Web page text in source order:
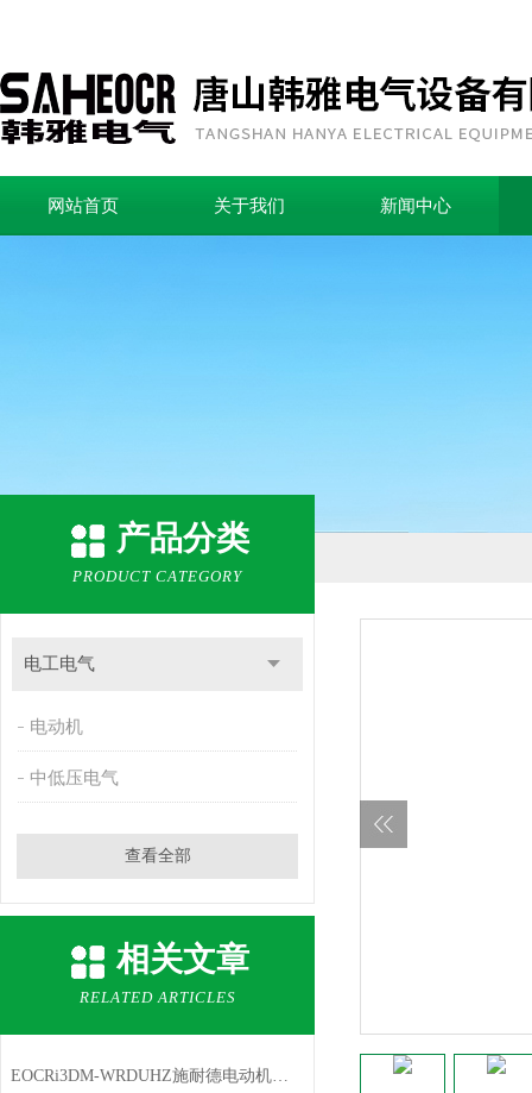
网站首页 关于我们 新闻中心
产品分类
PRODUCT CATEGORY
电工电气
电动机
中低压电气
查看全部
相关文章
RELATED ARTICLES
EOCRi3DM-WRDUHZ施耐德电动机保护器技术说明